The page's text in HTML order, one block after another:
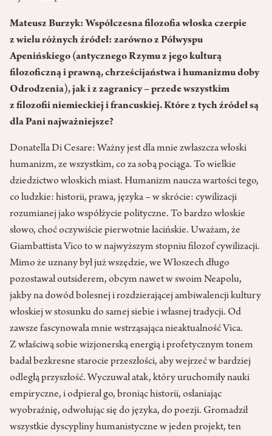
Mateusz Burzyk: Współczesna filozofia włoska czerpie
z wielu różnych źródeł: zarówno z Półwyspu
Apenińskiego (antycznego Rzymu z jego kulturą
filozoficzną i prawną, chrześcijaństwa i humanizmu doby
Odrodzenia), jak i z zagranicy – przede wszystkim
z filozofii niemieckiej i francuskiej. Które z tych źródeł są
dla Pani najważniejsze?
Donatella Di Cesare: Ważny jest dla mnie zwłaszcza włoski
humanizm, ze wszystkim, co za sobą pociąga. To wielkie
dziedzictwo włoskich miast. Humanizm naucza wartości tego,
co ludzkie: historii, prawa, języka – w skrócie: cywilizacji
rozumianej jako współżycie polityczne. To bardzo włoskie
słowo, choć oczywiście pierwotnie łacińskie. Uważam, że
Giambattista Vico to w najwyższym stopniu filozof cywilizacji.
Mimo że uznany był już wszędzie, we Włoszech długo
pozostawał outsiderem, obcym nawet w swoim Neapolu,
jakby na dowód bolesnej i rozdzierającej ambiwalencji kultury
włoskiej w stosunku do samej siebie i własnej tradycji. Od
zawsze fascynowała mnie wstrząsająca nieaktualność Vica.
Z właściwą sobie wizjonerską energią i profetycznym tonem
badał bezkresne starocie przeszłości, aby wejrzeć w bardziej
odległą przyszłość. Wyczuwał atak, który uruchomiły nauki
empiryczne, i odpierał go, broniąc historii, osłaniając
wyobraźnię, odwołując się do języka, do poezji. Gromadził
wszystkie dyscypliny humanistyczne w jeden projekt, ten